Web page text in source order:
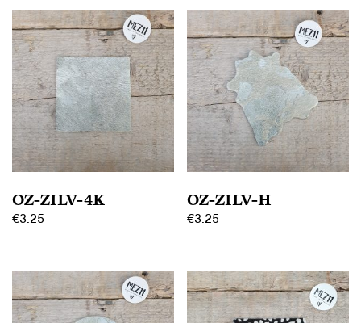
OZ-ZILV-4K
€3.25
OZ-ZILV-H
€3.25